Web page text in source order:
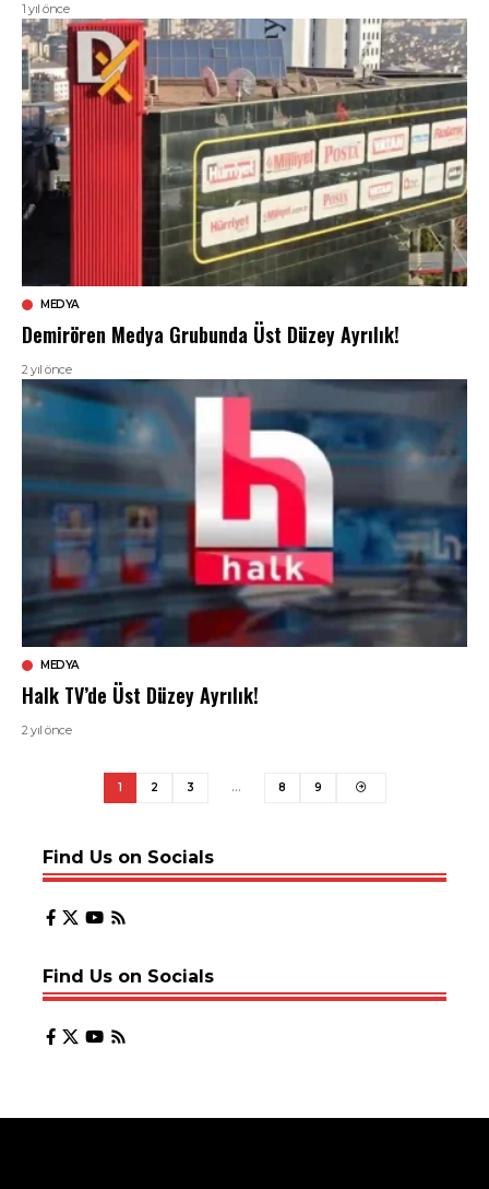
1 yıl önce
MEDYA
Demirören Medya Grubunda Üst Düzey Ayrılık!
2 yıl önce
MEDYA
Halk TV’de Üst Düzey Ayrılık!
2 yıl önce
1 2 3 … 8 9
Find Us on Socials
Find Us on Socials